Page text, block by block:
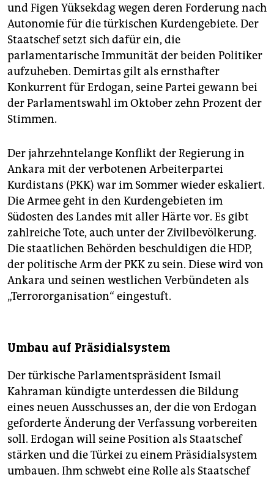
und Figen Yüksekdag wegen deren Forderung nach
Autonomie für die türkischen Kurdengebiete. Der
Staatschef setzt sich dafür ein, die
parlamentarische Immunität der beiden Politiker
aufzuheben. Demirtas gilt als ernsthafter
Konkurrent für Erdogan, seine Partei gewann bei
der Parlamentswahl im Oktober zehn Prozent der
Stimmen.
Der jahrzehntelange Konflikt der Regierung in
Ankara mit der verbotenen Arbeiterpartei
Kurdistans (PKK) war im Sommer wieder eskaliert.
Die Armee geht in den Kurdengebieten im
Südosten des Landes mit aller Härte vor. Es gibt
zahlreiche Tote, auch unter der Zivilbevölkerung.
Die staatlichen Behörden beschuldigen die HDP,
der politische Arm der PKK zu sein. Diese wird von
Ankara und seinen westlichen Verbündeten als
„Terrororganisation“ eingestuft.
Umbau auf Präsidialsystem
Der türkische Parlamentspräsident Ismail
Kahraman kündigte unterdessen die Bildung
eines neuen Ausschusses an, der die von Erdogan
geforderte Änderung der Verfassung vorbereiten
soll. Erdogan will seine Position als Staatschef
stärken und die Türkei zu einem Präsidialsystem
umbauen. Ihm schwebt eine Rolle als Staatschef